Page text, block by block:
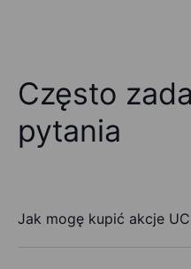
Często
pytania
Jak mogę kupić akcje